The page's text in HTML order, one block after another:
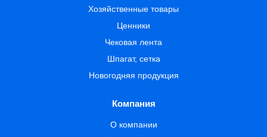
Хозяйственные товары
Ценники
Чековая лента
Шпагат, сетка
Новогодняя продукция
Компания
О компании